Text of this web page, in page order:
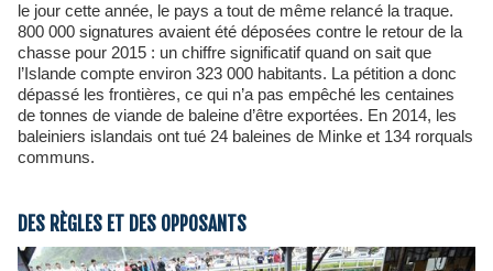
le jour cette année, le pays a tout de même relancé la traque.
800 000 signatures avaient été déposées contre le retour de la
chasse pour 2015 : un chiffre significatif quand on sait que
l’Islande compte environ 323 000 habitants. La pétition a donc
dépassé les frontières, ce qui n’a pas empêché les centaines
de tonnes de viande de baleine d’être exportées. En 2014, les
baleiniers islandais ont tué 24 baleines de Minke et 134 rorquals
communs.
DES RÈGLES ET DES OPPOSANTS